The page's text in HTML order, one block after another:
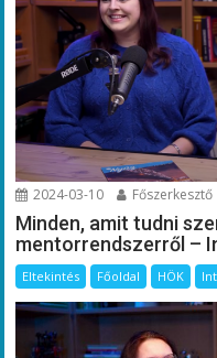
2024-03-10 Főszerkesztő
Minden, amit tudni
mentorrendszerről –
Eltekintés Főoldal HÖK